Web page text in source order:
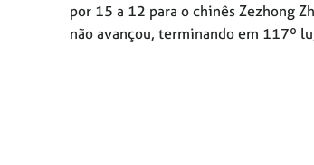
por 15 a 12 para o chinês Zezhong
não avançou, terminando em 117º